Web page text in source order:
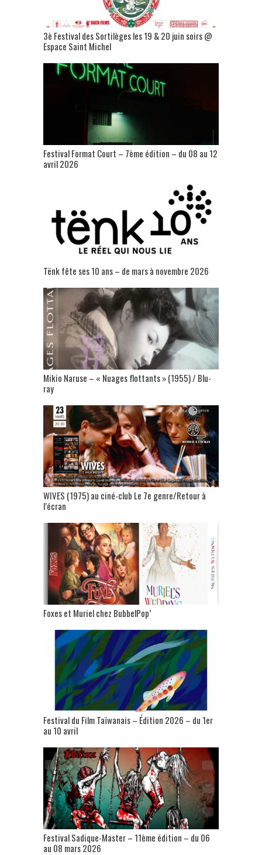
3è Festival des Sortilèges les 19 & 20 juin soirs @
Espace Saint Michel
Festival Format Court – 7ème édition – du 08 au 12
avril 2026
Tënk fête ses 10 ans – de mars à novembre 2026
Mikio Naruse – « Nuages flottants » (1955) / Blu-
ray
WIVES (1975) au ciné-club Le 7e genre/Retour à
l’écran
Foxes et Muriel chez BubbelPop’
Festival du Film Taïwanais – Édition 2026 – du 1er
au 10 avril
Festival Sadique-Master – 11ème édition – du 06
au 08 mars 2026